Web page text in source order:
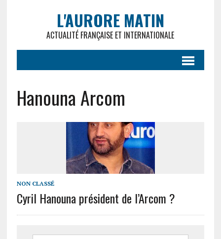
L'AURORE MATIN
ACTUALITÉ FRANÇAISE ET INTERNATIONALE
Hanouna Arcom
NON CLASSÉ
Cyril Hanouna président de l’Arcom ?